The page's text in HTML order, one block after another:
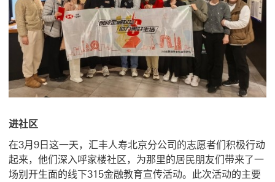
进社区
在3月9日这一天，汇丰人寿北京分公司的志愿者们积极行动
起来，他们深入呼家楼社区，为那里的居民朋友们带来了一
场别开生面的线下315金融教育宣传活动。此次活动的主要